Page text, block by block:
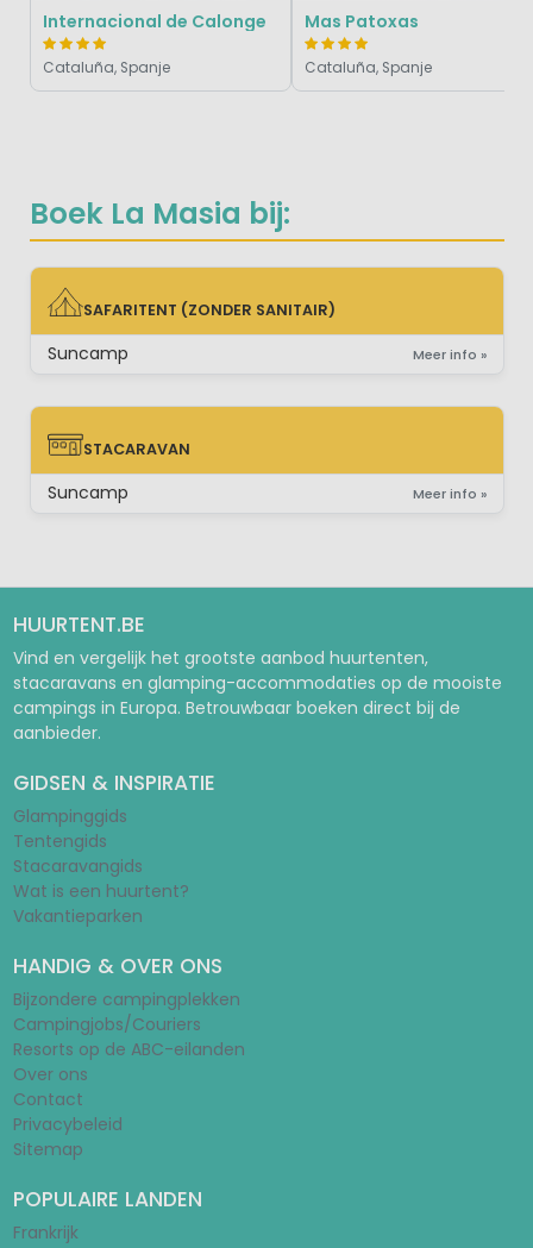
Boek La Masia bij:
SAFARITENT (ZONDER SANITAIR)
SAFARITENT (ZONDER SANITAIR)
Suncamp Meer info »
STACARAVAN
STACARAVAN
Suncamp Meer info »
Internacional de Calonge
Cataluña, Spanje
Mas Patoxas
Cataluña, Spanje
HUURTENT.BE
Vind en vergelijk het grootste aanbod huurtenten,
stacaravans en glamping-accommodaties op de mooiste
campings in Europa. Betrouwbaar boeken direct bij de
aanbieder.
GIDSEN & INSPIRATIE
Glampinggids
Tentengids
Stacaravangids
Wat is een huurtent?
Vakantieparken
HANDIG & OVER ONS
Bijzondere campingplekken
Campingjobs/Couriers
Resorts op de ABC-eilanden
Over ons
Contact
Privacybeleid
Sitemap
POPULAIRE LANDEN
Frankrijk